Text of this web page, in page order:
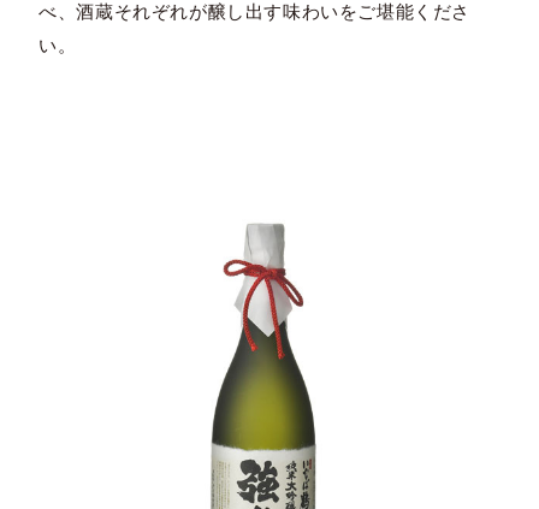
べ、酒蔵それぞれが醸し出す味わいをご堪能くださ
い。